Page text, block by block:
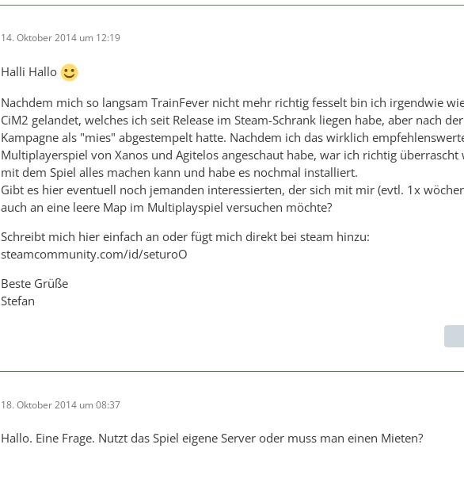
14. Oktober 2014 um 12:19
Halli Hallo
Nachdem mich so langsam TrainFever nicht mehr richtig fesselt bin ich irgendwie
CiM2 gelandet, welches ich seit Release im Steam-Schrank liegen habe, aber nach
Kampagne als "mies" abgestempelt hatte. Nachdem ich das wirklich
Multiplayerspiel von Xanos und Agitelos angeschaut habe, war ich richtig überrascht
mit dem Spiel alles machen kann und habe es nochmal installiert.
Gibt es hier eventuell noch jemanden interessierten, der sich mit mir (evtl. 1x
auch an eine leere Map im Multiplayspiel versuchen möchte?
Schreibt mich hier einfach an oder fügt mich direkt bei steam hinzu:
steamcommunity.com/id/seturoO
Beste Grüße
Stefan
18. Oktober 2014 um 08:37
Hallo. Eine Frage. Nutzt das Spiel eigene Server oder muss man einen Mieten?